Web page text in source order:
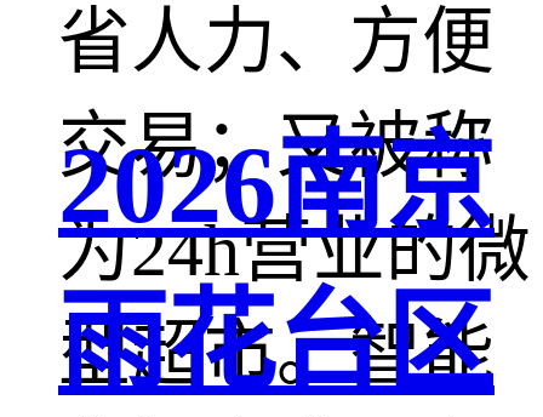
省人力、方便
交易；又被称
为24h营业的微
型超市。智能
2026南京
雨花台区